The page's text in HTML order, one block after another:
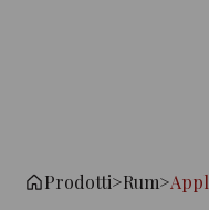
Prodotti>Rum>